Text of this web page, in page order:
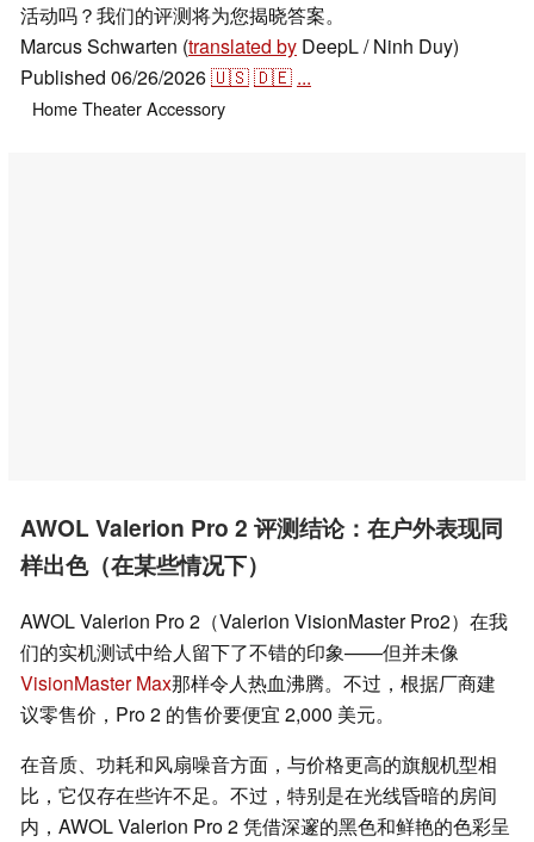
活动吗？我们的评测将为您揭晓答案。
Marcus Schwarten (translated by DeepL / Ninh Duy)
Published 06/26/2026🇺🇸🇩🇪 ...
Home TheaterAccessory
AWOL Valerion Pro 2 评测结论：在户外表现同
样出色（在某些情况下）
AWOL Valerion Pro 2（Valerion VisionMaster Pro2）在我
们的实机测试中给人留下了不错的印象——但并未像
VisionMaster Max那样令人热血沸腾。不过，根据厂商建
议零售价，Pro 2 的售价要便宜 2,000 美元。
在音质、功耗和风扇噪音方面，与价格更高的旗舰机型相
比，它仅存在些许不足。不过，特别是在光线昏暗的房间
内，AWOL Valerion Pro 2 凭借深邃的黑色和鲜艳的色彩呈